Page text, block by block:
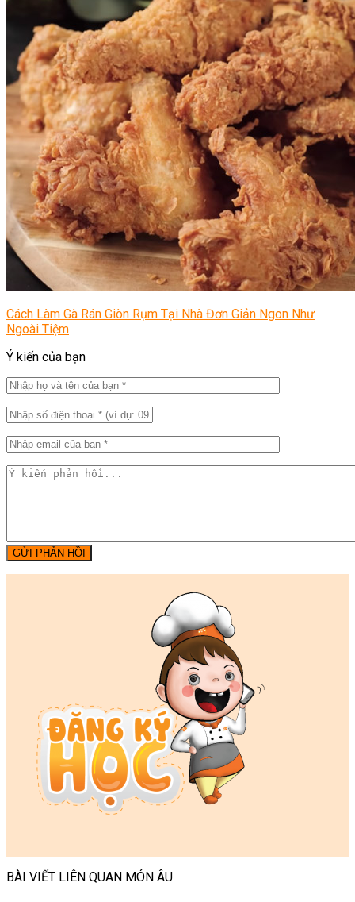
Cách Làm Gà Rán Giòn Rụm Tại Nhà Đơn Giản Ngon Như
Ngoài Tiệm
Ý kiến của bạn
GỬI PHẢN HỒI
BÀI VIẾT LIÊN QUAN MÓN ÂU